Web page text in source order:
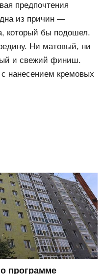
предпочтения
из причин —
который бы подошел.
Ни матовый, ни
и свежий финиш.
нанесением кремовых
программе